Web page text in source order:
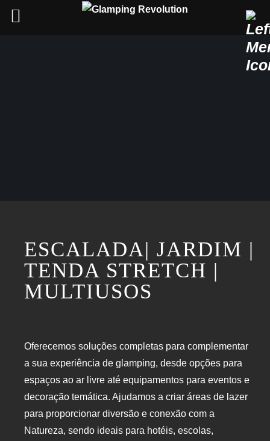
ESCALADA| JARDIM |
TENDA STRETCH |
MULTIUSOS
Oferecemos soluções completas para complementar
a sua experiência de glamping, desde opções para
espaços ao ar livre até equipamentos para eventos e
decoração temática. Ajudamos a criar áreas de lazer
para proporcionar diversão e conexão com a
Natureza, sendo ideais para hotéis, escolas,